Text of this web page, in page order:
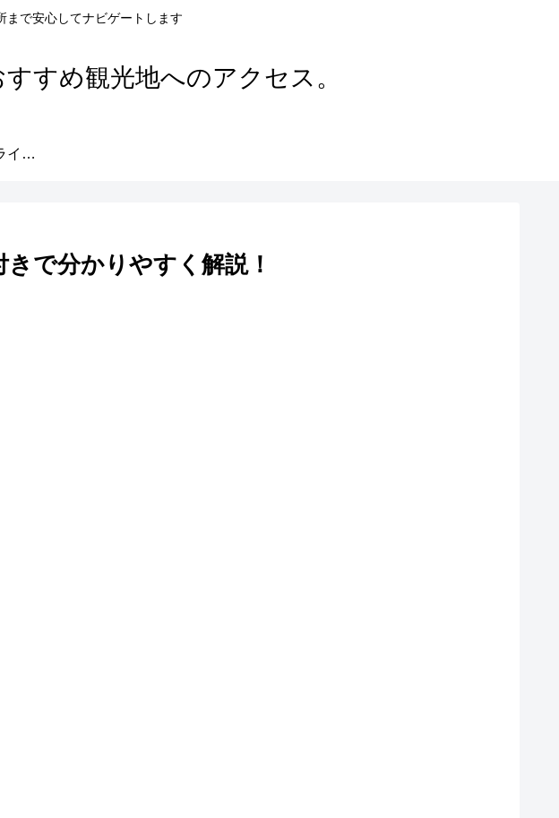
まで安心してナビゲートします
すめ観光地へのアクセス。
運営者情報及びプライバシーポリシー
で分かりやすく解説！